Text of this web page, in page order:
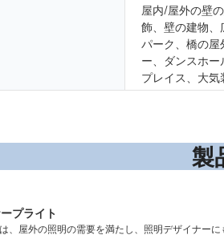
屋内/屋外の壁
飾、壁の建物、
パーク、橋の屋
ー、ダンスホー
プレイス、大気
品
、屋外の照明の需要を満たし、照明デザイナー